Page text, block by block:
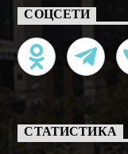
СОЦСЕТИ
СТАТИСТИКА